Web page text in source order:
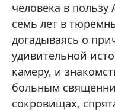
человека в
семь лет в
догадываясь о
удивительной
камеру, и
больным
сокровищах,